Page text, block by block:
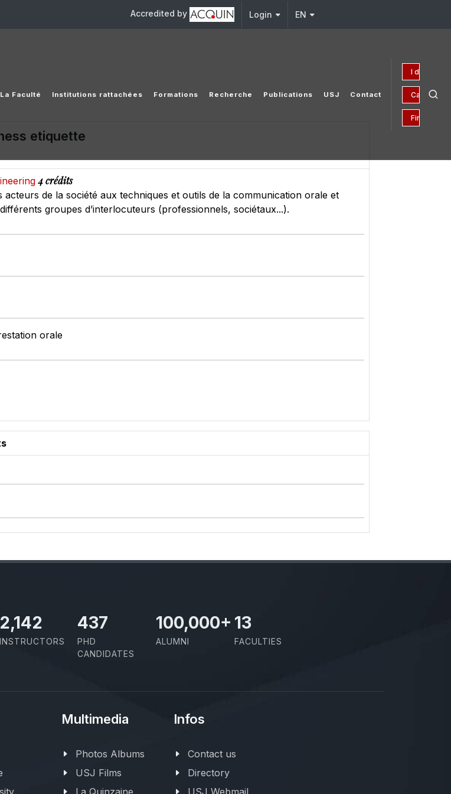
1 Accredited by Login EN
I donate
Campaign
Financial
La Faculté Institutions rattachées Formations Recherche Publications USJ Contact
etiquette
4 crédits
acteurs de la société aux techniques et outils de la communication orale et
groupes d’interlocuteurs (professionnels, sociétaux...).
orale
2,142
INSTRUCTORS
437
PHD
CANDIDATES
100,000+
ALUMNI
13
FACULTIES
Multimedia
Photos Albums
USJ Films
Infos
Contact us
Directory